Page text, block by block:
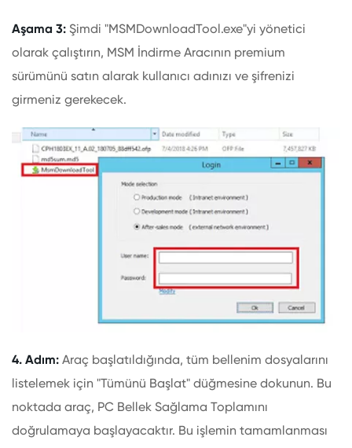
Aşama 3: Şimdi "MSMDownloadTool.exe"yi yönetici
olarak çalıştırın, MSM İndirme Aracının premium
sürümünü satın alarak kullanıcı adınızı ve şifrenizi
girmeniz gerekecek.
4. Adım: Araç başlatıldığında, tüm bellenim dosyalarını
listelemek için "Tümünü Başlat" düğmesine dokunun. Bu
noktada araç, PC Bellek Sağlama Toplamını
doğrulamaya başlayacaktır. Bu işlemin tamamlanması